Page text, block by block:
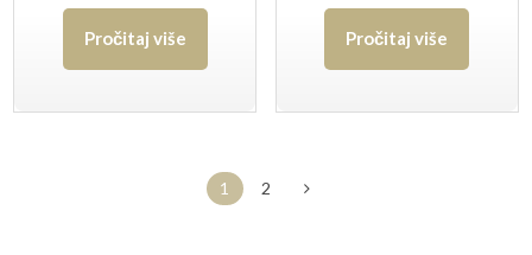
Pročitaj više Pročitaj više
1 2